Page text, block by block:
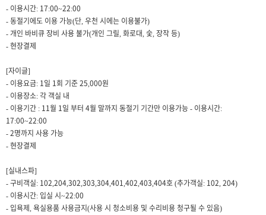
- 이용시간: 17:00~22:00
- 동절기에도 이용 가능(단, 우천 시에는 이용불가)
- 개인 바비큐 장비 사용 불가(개인 그릴, 화로대, 숯, 장작 등)
- 현장결제
[자이글]
- 이용요금: 1일 1회 기준 25,000원
- 이용장소: 각 객실 내
- 이용기간 : 11월 1일 부터 4월 말까지 동절기 기간만 이용가능 - 이용시간:
17:00~22:00
- 2명까지 사용 가능
- 현장결제
[실내스파]
- 구비객실: 102,204,302,303,304,401,402,403,404호 (추가객실: 102, 204)
- 이용시간: 입실 시~22:00
- 입욕제, 욕실용품 사용금지(사용 시 청소비용 및 수리비용 청구될 수 있음)